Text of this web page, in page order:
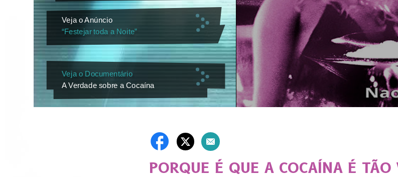
Veja o Anúncio
“Festejar toda a Noite”
Veja o Documentário
A Verdade sobre a Cocaína
PORQUE É QUE A COCAÍNA É TÃO